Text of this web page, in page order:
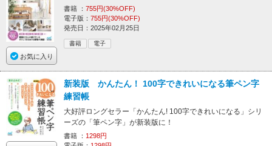
お気に入り
書籍 ： 755円(30%OFF)
電子版： 755円(30%OFF)
発売日：2025年02月25日
書籍 電子
新装版 かんたん！ 100字できれいになる筆ペン字
練習帳
大好評ロングセラー「かんたん! 100字できれいになる」シリ
ーズの「筆ペン字」が新装版に！
書籍 ： 1298円